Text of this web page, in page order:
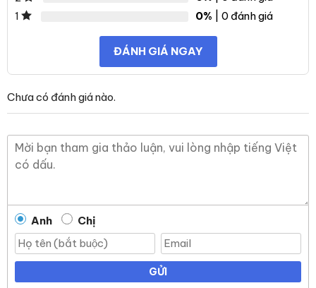
1
0% | 0 đánh giá
ĐÁNH GIÁ NGAY
Chưa có đánh giá nào.
Anh Chị
GỬI